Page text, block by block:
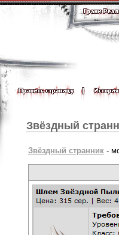
Звёздный
Звёздный странник -